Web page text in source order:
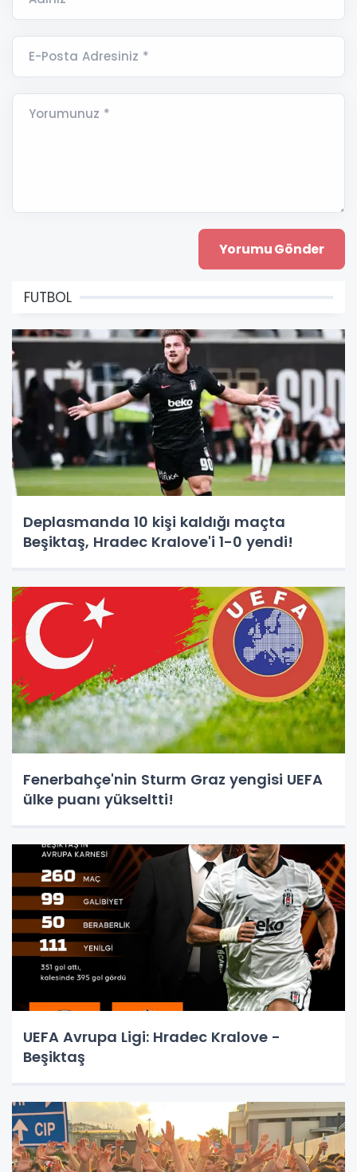
E-Posta Adresiniz *
Yorumunuz *
FUTBOL
Deplasmanda 10 kişi kaldığı maçta
Beşiktaş, Hradec Kralove'i 1-0 yendi!
Fenerbahçe'nin Sturm Graz yengisi UEFA
ülke puanı yükseltti!
UEFA Avrupa Ligi: Hradec Kralove -
Beşiktaş